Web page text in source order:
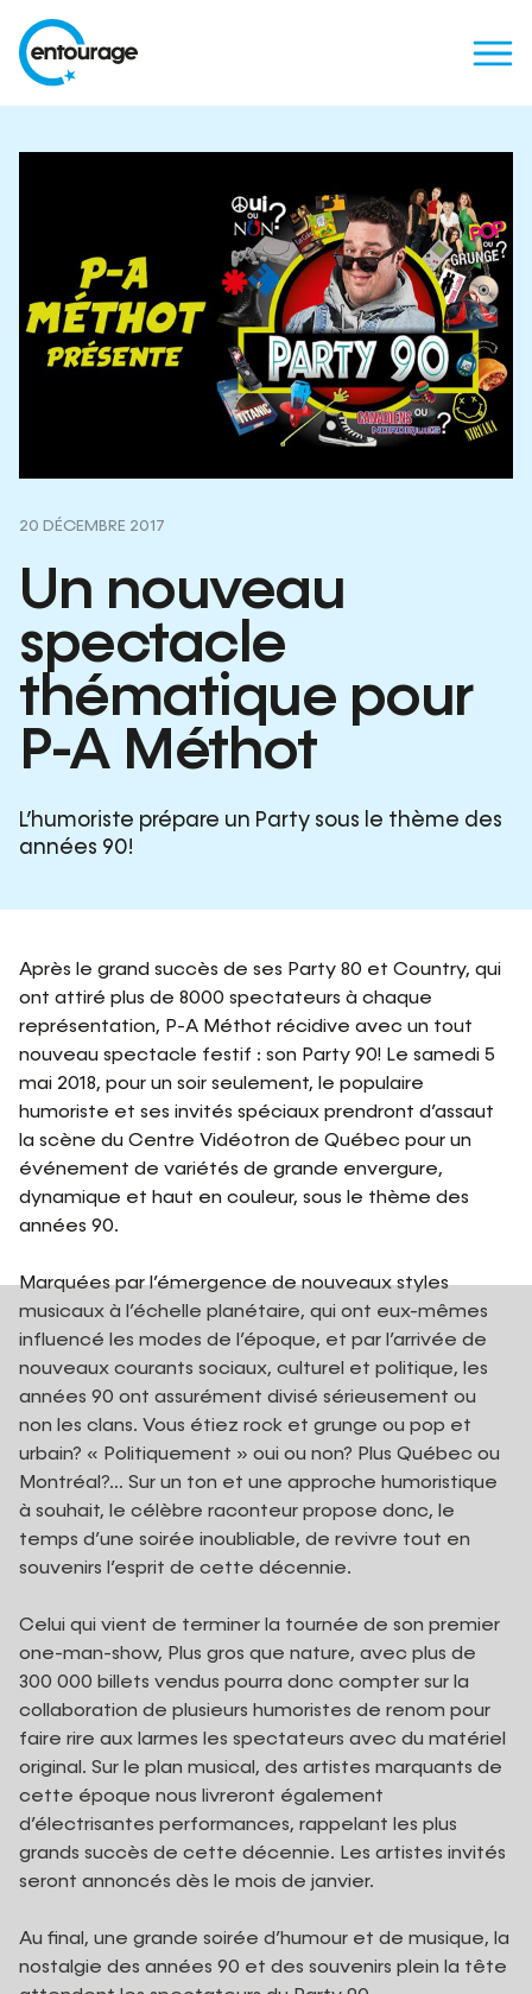
20 DÉCEMBRE 2017
Un nouveau
spectacle
thématique pour
P-A Méthot
L’humoriste prépare un Party sous le thème des
années 90!
Après le grand succès de ses Party 80 et Country, qui
ont attiré plus de 8000 spectateurs à chaque
représentation, P-A Méthot récidive avec un tout
nouveau spectacle festif : son Party 90! Le samedi 5
mai 2018, pour un soir seulement, le populaire
humoriste et ses invités spéciaux prendront d’assaut
la scène du Centre Vidéotron de Québec pour un
événement de variétés de grande envergure,
dynamique et haut en couleur, sous le thème des
années 90.
Marquées par l’émergence de nouveaux styles
musicaux à l’échelle planétaire, qui ont eux-mêmes
influencé les modes de l’époque, et par l’arrivée de
nouveaux courants sociaux, culturel et politique, les
années 90 ont assurément divisé sérieusement ou
non les clans. Vous étiez rock et grunge ou pop et
urbain? « Politiquement » oui ou non? Plus Québec ou
Montréal?… Sur un ton et une approche humoristique
à souhait, le célèbre raconteur propose donc, le
temps d’une soirée inoubliable, de revivre tout en
souvenirs l’esprit de cette décennie.
Celui qui vient de terminer la tournée de son premier
one-man-show, Plus gros que nature, avec plus de
300 000 billets vendus pourra donc compter sur la
collaboration de plusieurs humoristes de renom pour
faire rire aux larmes les spectateurs avec du matériel
original. Sur le plan musical, des artistes marquants de
cette époque nous livreront également
d’électrisantes performances, rappelant les plus
grands succès de cette décennie. Les artistes invités
seront annoncés dès le mois de janvier.
Au final, une grande soirée d’humour et de musique, la
nostalgie des années 90 et des souvenirs plein la tête